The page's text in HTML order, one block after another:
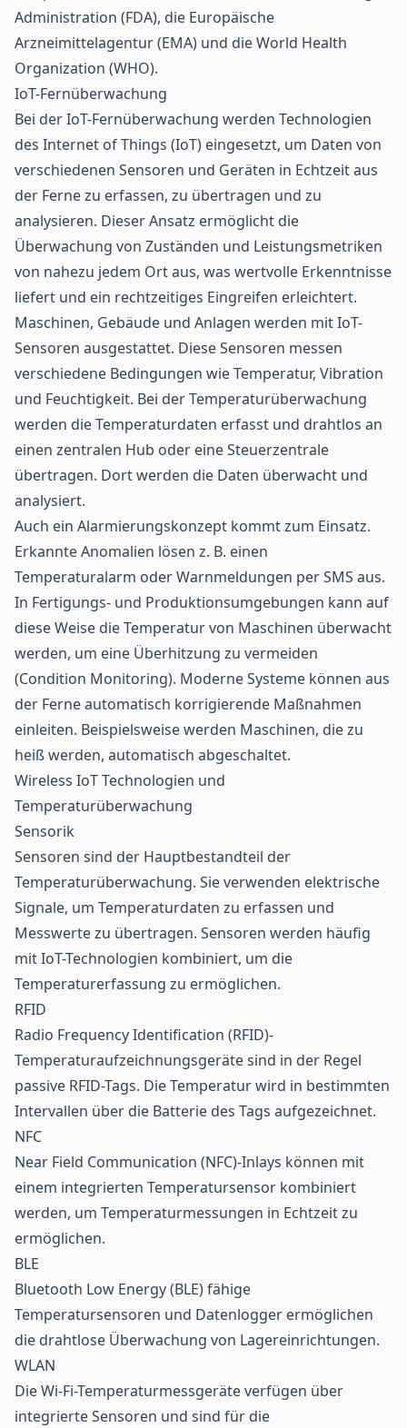
Administration (FDA), die Europäische
Arzneimittelagentur (EMA) und die World Health
Organization (WHO).
IoT-Fernüberwachung
Bei der IoT-Fernüberwachung werden Technologien
des Internet of Things (IoT) eingesetzt, um Daten von
verschiedenen Sensoren und Geräten in Echtzeit aus
der Ferne zu erfassen, zu übertragen und zu
analysieren. Dieser Ansatz ermöglicht die
Überwachung von Zuständen und Leistungsmetriken
von nahezu jedem Ort aus, was wertvolle Erkenntnisse
liefert und ein rechtzeitiges Eingreifen erleichtert.
Maschinen, Gebäude und Anlagen werden mit IoT-
Sensoren ausgestattet. Diese Sensoren messen
verschiedene Bedingungen wie Temperatur, Vibration
und Feuchtigkeit. Bei der Temperaturüberwachung
werden die Temperaturdaten erfasst und drahtlos an
einen zentralen Hub oder eine Steuerzentrale
übertragen. Dort werden die Daten überwacht und
analysiert.
Auch ein Alarmierungskonzept kommt zum Einsatz.
Erkannte Anomalien lösen z. B. einen
Temperaturalarm oder Warnmeldungen per SMS aus.
In Fertigungs- und Produktionsumgebungen kann auf
diese Weise die Temperatur von Maschinen überwacht
werden, um eine Überhitzung zu vermeiden
(Condition Monitoring). Moderne Systeme können aus
der Ferne automatisch korrigierende Maßnahmen
einleiten. Beispielsweise werden Maschinen, die zu
heiß werden, automatisch abgeschaltet.
Wireless IoT Technologien und
Temperaturüberwachung
Sensorik
Sensoren sind der Hauptbestandteil der
Temperaturüberwachung. Sie verwenden elektrische
Signale, um Temperaturdaten zu erfassen und
Messwerte zu übertragen. Sensoren werden häufig
mit IoT-Technologien kombiniert, um die
Temperaturerfassung zu ermöglichen.
RFID
Radio Frequency Identification (RFID)-
Temperaturaufzeichnungsgeräte sind in der Regel
passive RFID-Tags. Die Temperatur wird in bestimmten
Intervallen über die Batterie des Tags aufgezeichnet.
NFC
Near Field Communication (NFC)-Inlays können mit
einem integrierten Temperatursensor kombiniert
werden, um Temperaturmessungen in Echtzeit zu
ermöglichen.
BLE
Bluetooth Low Energy (BLE) fähige
Temperatursensoren und Datenlogger ermöglichen
die drahtlose Überwachung von Lagereinrichtungen.
WLAN
Die Wi-Fi-Temperaturmessgeräte verfügen über
integrierte Sensoren und sind für die